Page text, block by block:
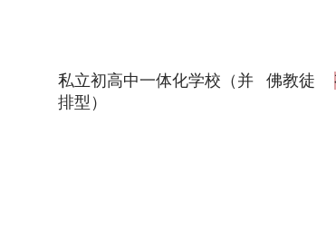
私立初高中一体化学校（并
排型）
佛教徒